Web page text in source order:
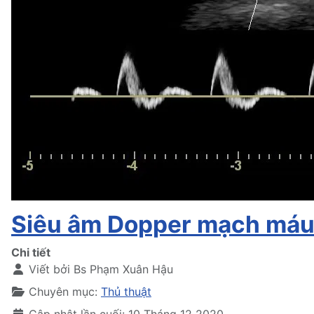
Siêu âm Dopper mạch
Chi tiết
Viết bởi Bs Phạm Xuân Hậu
Chuyên mục: Thủ thuật